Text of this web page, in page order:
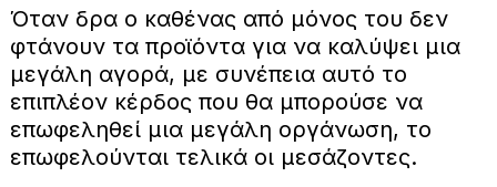
Όταν δρα ο καθένας από μόνος του δεν
φτάνουν τα προϊόντα για να καλύψει μια
μεγάλη αγορά, με συνέπεια αυτό το
επιπλέον κέρδος που θα μπορούσε να
επωφεληθεί μια μεγάλη οργάνωση, το
επωφελούνται τελικά οι μεσάζοντες.